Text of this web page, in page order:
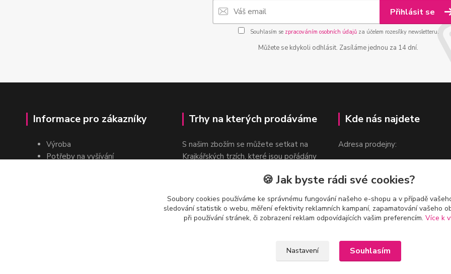
Přihlásit se
Souhlasím se zpracováním osobních údajůza účelem rozesílky newsletteru.
Můžete se kdykoli odhlásit. Zasíláme jednou za 14 dní.
Informace pro zákazníky
Výroba
Potřeby na vyšívání
Trhy na kterých prodáváme
S našim zbožím se můžete setkat na
Krajkářských trzích, které jsou pořádány
Kde nás najdete
Adresa prodejny:
v blízkosti stanice Metra B -
Českomoravská
🍪 Jak byste rádi své cookies?
Soubory cookies používáme ke správnému fungování našeho e-shopu a v případě
sledování statistik o webu, měření efektivity reklamních kampaní, zapamatování vašeho
při používání stránek, či zobrazení reklam odpovídajících vašim preferencím. Více k
Nastavení Souhlasím